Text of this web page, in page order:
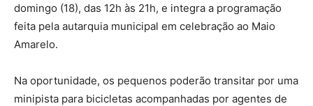
domingo (18), das 12h às 21h, e integra a programação
feita pela autarquia municipal em celebração ao Maio
Amarelo.
Na oportunidade, os pequenos poderão transitar por uma
minipista para bicicletas acompanhadas por agentes de